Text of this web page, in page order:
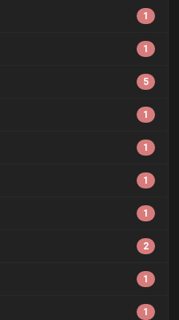
1
1
5
1
1
1
1
2
1
1